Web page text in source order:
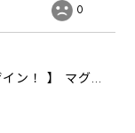
0
【 コーギー 2023新デザイン！ 】 マグカップ お家用 プレゼント 犬 うちの子 犬グッズ ギフト